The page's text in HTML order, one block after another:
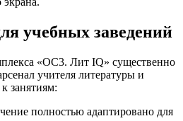
учебных заведений
«ОС3. Лит IQ» существенно
учителя литературы и
занятиям:
полностью адаптировано для